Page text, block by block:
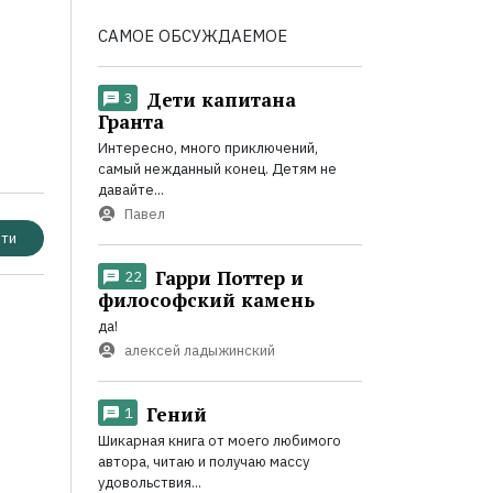
САМОЕ ОБСУЖДАЕМОЕ
3
Дети капитана
Гранта
Интересно, много приключений,
самый нежданный конец. Детям не
давайте...
Павел
22
Гарри Поттер и
философский камень
да!
алексей ладыжинский
1 Гений
Шикарная книга от моего любимого
автора, читаю и получаю массу
удовольствия...